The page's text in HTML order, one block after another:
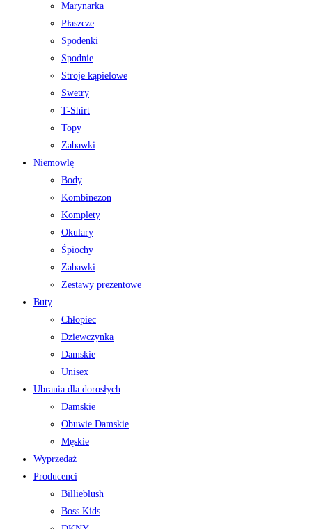
Marynarka
Płaszcze
Spodenki
Spodnie
Stroje kąpielowe
Swetry
T-Shirt
Topy
Zabawki
Niemowlę
Body
Kombinezon
Komplety
Okulary
Śpiochy
Zabawki
Zestawy prezentowe
Buty
Chłopiec
Dziewczynka
Damskie
Unisex
Ubrania dla dorosłych
Damskie
Obuwie Damskie
Męskie
Wyprzedaż
Producenci
Billieblush
Boss Kids